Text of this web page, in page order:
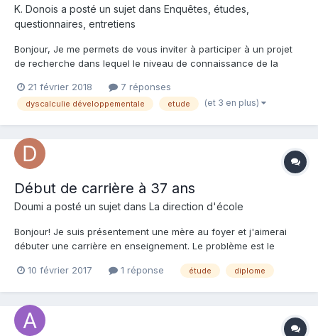
K. Donois a posté un sujet dans Enquêtes, études,
questionnaires, entretiens
Bonjour, Je me permets de vous inviter à participer à un projet
de recherche dans lequel le niveau de connaissance de la
perception des nombres) chez les enseignants du primaire sera
évaluée. Je vous invite à répondre à un questionnai...
21 février 2018 7 réponses
dyscalculie développementale etude (et 3 en plus)
Début de carrière à 37 ans
Doumi a posté un sujet dans La direction d'école
Bonjour! Je suis présentement une mère au foyer et j'aimerai
débuter une carrière en enseignement. Le problème est le
français (les systèmes d'éducation français et libanais sont
10 février 2017 1 réponse étude diplome